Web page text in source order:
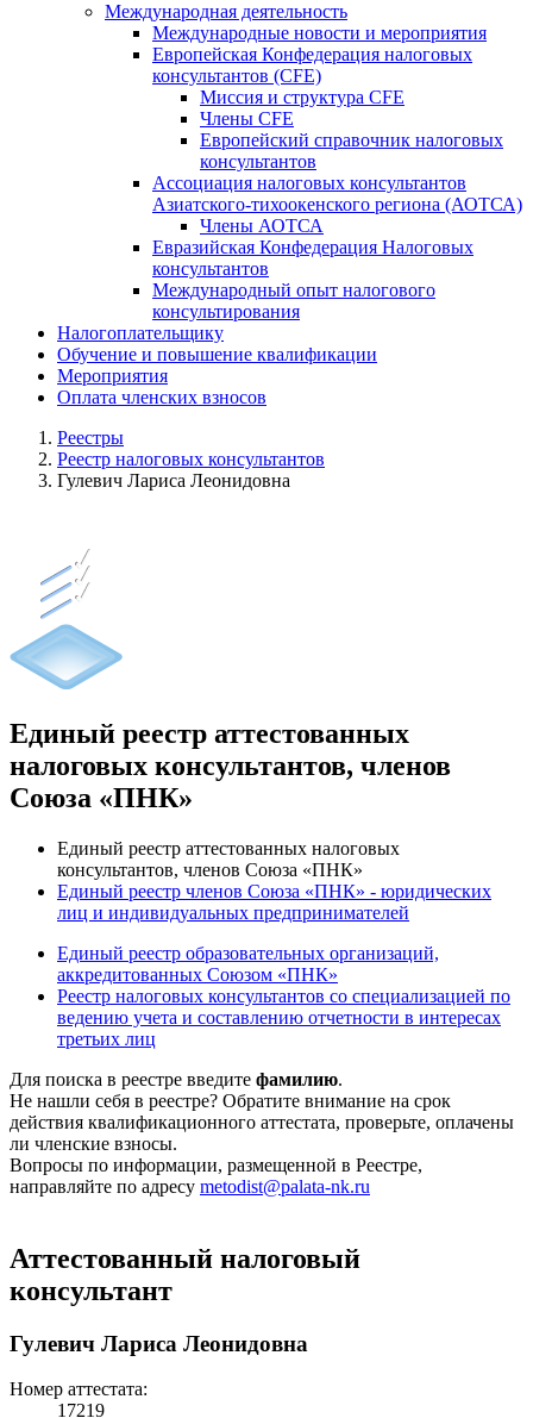
Международная деятельность
Международные новости и мероприятия
Европейская Конфедерация налоговых
консультантов (CFE)
Миссия и структура CFE
Члены CFE
Европейский справочник налоговых
консультантов
Ассоциация налоговых консультантов
Азиатского-тихоокенского региона (АОТСА)
Члены АОТСА
Евразийская Конфедерация Налоговых
консультантов
Международный опыт налогового
консультирования
Налогоплательщику
Обучение и повышение квалификации
Мероприятия
Оплата членских взносов
Реестры
Реестр налоговых консультантов
Гулевич Лариса Леонидовна
Единый реестр аттестованных
налоговых консультантов, членов
Союза «ПНК»
Единый реестр аттестованных налоговых
консультантов, членов Союза «ПНК»
Единый реестр членов Союза «ПНК» - юридических
лиц и индивидуальных предпринимателей
Единый реестр образовательных организаций,
аккредитованных Союзом «ПНК»
Реестр налоговых консультантов со специализацией по
ведению учета и составлению отчетности в интересах
третьих лиц
Для поиска в реестре введите фамилию.
Не нашли себя в реестре? Обратите внимание на срок
действия квалификационного аттестата, проверьте, оплачены
ли членские взносы.
Вопросы по информации, размещенной в Реестре,
направляйте по адресу metodist@palata-nk.ru
Аттестованный налоговый
консультант
Гулевич Лариса Леонидовна
Номер аттестата:
17219